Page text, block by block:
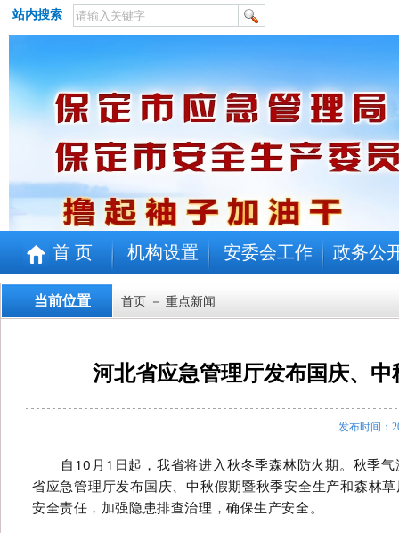
站内搜索
首 页 机构设置 安委会工作 政务公
当前位置 首页 － 重点新闻
河北省应急管理厅发布国庆、
发布时间：
自 10 月 1 日起，我省将进入秋冬季森林防火期。秋季
省应急管理厅发布国庆、中秋假期暨秋季安全生产和森林
安全责任，加强隐患排查治理，确保生产安全。